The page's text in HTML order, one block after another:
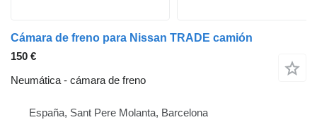
Cámara de freno para Nissan TRADE camión
150 €
Neumática - cámara de freno
España, Sant Pere Molanta, Barcelona